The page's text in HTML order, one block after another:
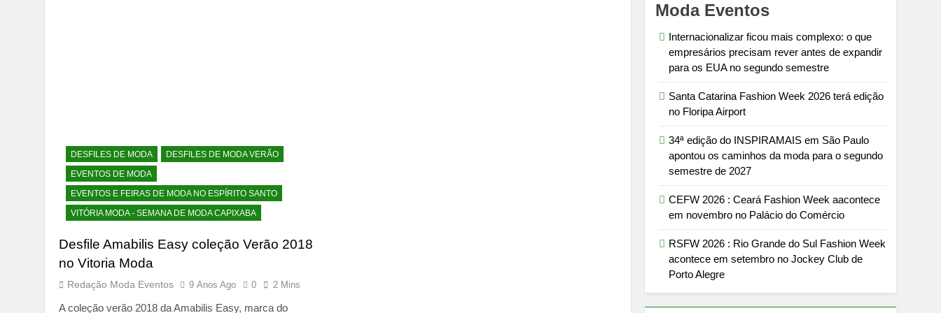
DESFILES DE MODA
DESFILES DE MODA VERÃO
EVENTOS DE MODA
EVENTOS E FEIRAS DE MODA NO ESPÍRITO SANTO
VITÓRIA MODA - SEMANA DE MODA CAPIXABA
Desfile Amabilis Easy coleção Verão 2018
no Vitoria Moda
Redação Moda Eventos 9 Anos Ago 0 2 Mins
A coleção verão 2018 da Amabilis Easy, marca do
Moda Eventos
Internacionalizar ficou mais complexo: o que
empresários precisam rever antes de expandir
para os EUA no segundo semestre
Santa Catarina Fashion Week 2026 terá edição
no Floripa Airport
34ª edição do INSPIRAMAIS em São Paulo
apontou os caminhos da moda para o segundo
semestre de 2027
CEFW 2026 : Ceará Fashion Week aacontece
em novembro no Palácio do Comércio
RSFW 2026 : Rio Grande do Sul Fashion Week
acontece em setembro no Jockey Club de
Porto Alegre